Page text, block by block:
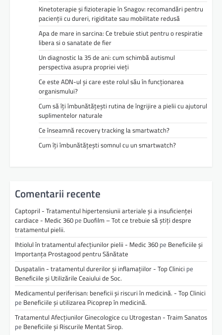
Kinetoterapie și fizioterapie în Snagov: recomandări pentru
pacienții cu dureri, rigiditate sau mobilitate redusă
Apa de mare in sarcina: Ce trebuie stiut pentru o respiratie
libera si o sanatate de fier
Un diagnostic la 35 de ani: cum schimbă autismul
perspectiva asupra propriei vieți
Ce este ADN-ul și care este rolul său în funcționarea
organismului?
Cum să îți îmbunătățești rutina de îngrijire a pielii cu ajutorul
suplimentelor naturale
Ce înseamnă recovery tracking la smartwatch?
Cum îți îmbunătățești somnul cu un smartwatch?
Comentarii recente
Captopril - Tratamentul hipertensiunii arteriale și a insuficienței
cardiace - Medic 360 pe Duofilm – Tot ce trebuie să știți despre
tratamentul pielii.
Ihtiolul în tratamentul afecțiunilor pielii - Medic 360 pe Beneficiile și
Importanța Prostagood pentru Sănătate
Duspatalin - tratamentul durerilor și inflamațiilor - Top Clinici pe
Beneficiile și Utilizările Ceaiului de Soc.
Medicamentul periferisan: beneficii și riscuri în medicină. - Top Clinici
pe Beneficiile și utilizarea Picoprep în medicină.
Tratamentul Afecțiunilor Ginecologice cu Utrogestan - Traim Sanatos
pe Beneficiile și Riscurile Mentat Sirop.